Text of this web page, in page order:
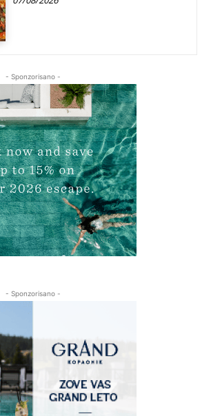
- Sponzorisano -
- Sponzorisano -